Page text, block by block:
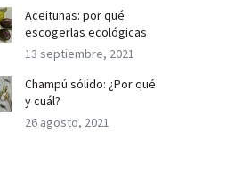
Aceitunas: por qué
escogerlas ecológicas
13 septiembre, 2021
Champú sólido: ¿Por qué
y cuál?
26 agosto, 2021